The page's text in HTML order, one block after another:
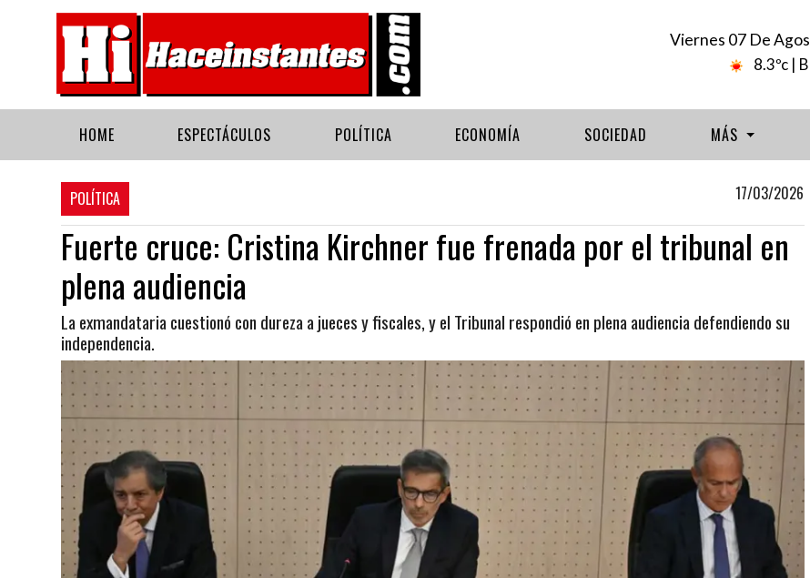
Viernes 07 De
8.3ºc |
HOME ESPECTÁCULOS POLÍTICA ECONOMÍA SOCIEDAD MÁS
POLÍTICA 17/03/2026
Fuerte cruce: Cristina Kirchner fue frenada por el tribunal en
plena audiencia
La exmandataria cuestionó con dureza a jueces y fiscales, y el Tribunal respondió en plena audiencia defendiendo su
independencia.